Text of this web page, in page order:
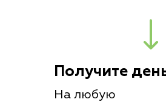
Получите
На любую